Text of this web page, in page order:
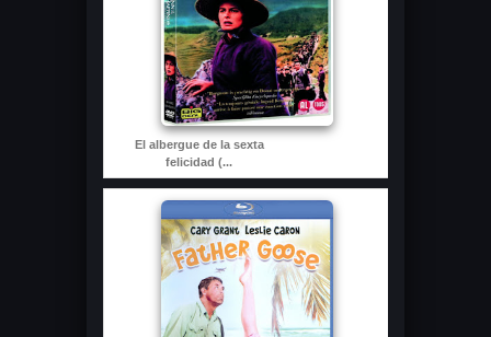
El albergue de la sexta
felicidad (...